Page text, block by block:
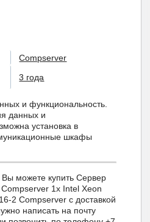
Compserver
3 года
и функциональность.
данных и
установка в
шкафы
можете купить Сервер
1x Intel Xeon
2 Compserver с доставкой
написать на почту